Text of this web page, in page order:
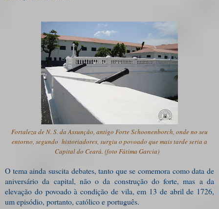
Fortaleza de N. S. da Assunção, antigo Forte Schoonenborch, onde no seu
entorno, segundo historiadores, surgiu o povoado que mais tarde seria a
Capital do Ceará. (foto Fátima Garcia)
O tema ainda suscita debates, tanto que se comemora como data de
aniversário da capital, não o da construção do forte, mas a da
elevação do povoado à condição de vila, em 13 de abril de 1726,
um episódio, portanto, católico e português.